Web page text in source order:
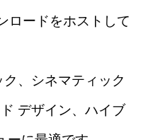
ロードをホストして
、シネマティック
デザイン、ハイブ